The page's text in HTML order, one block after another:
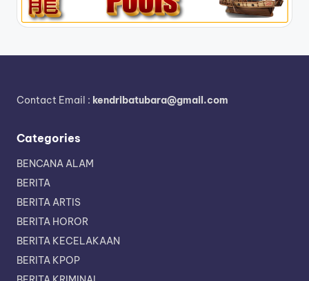
Contact Email : kendribatubara@gmail.com
Categories
BENCANA ALAM
BERITA
BERITA ARTIS
BERITA HOROR
BERITA KECELAKAAN
BERITA KPOP